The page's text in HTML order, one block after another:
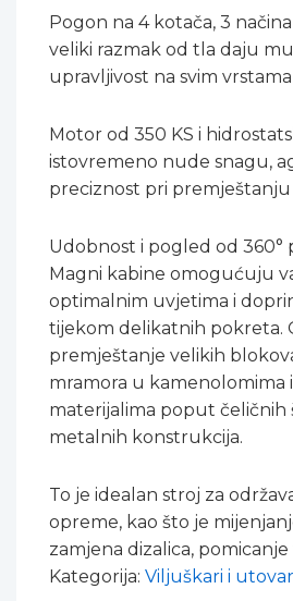
Pogon na 4 kotača, 3
veliki razmak od tla daju
upravljivost na svim
Motor od 350 KS i
istovremeno nude snagu,
preciznost pri
Udobnost i pogled od 360°
Magni kabine omogućuju
optimalnim uvjetima i
tijekom delikatnih pokreta.
premještanje velikih
mramora u kamenolomima
materijalima poput čeličnih
metalnih konstrukcija.
To je idealan stroj za
opreme, kao što je
zamjena dizalica,
Kategorija: Viljuškari i